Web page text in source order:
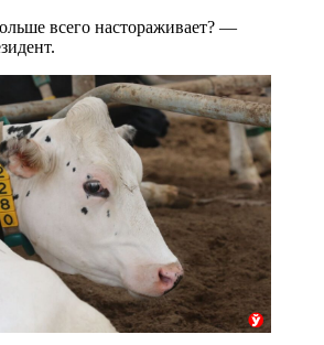
всего настораживает? —